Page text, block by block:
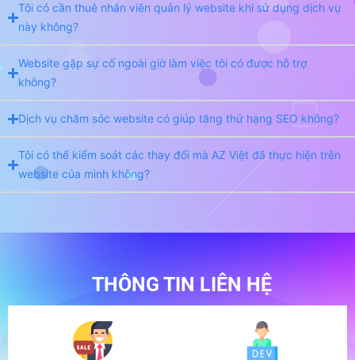
Tôi có cần thuê nhân viên quản lý website khi sử dụng dịch vụ
này không?
Website gặp sự cố ngoài giờ làm việc tôi có được hỗ trợ
không?
Dịch vụ chăm sóc website có giúp tăng thứ hạng SEO không?
Tôi có thể kiểm soát các thay đổi mà AZ Việt đã thực hiện trên
website của mình không?
THÔNG TIN LIÊN HỆ